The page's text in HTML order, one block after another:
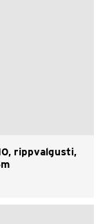
rippvalgusti,